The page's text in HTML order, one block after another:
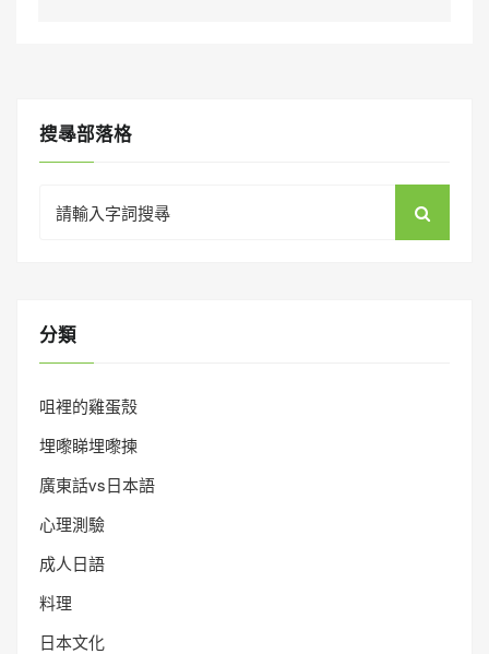
搜㝷部落格
for:
分類
咀裡的雞蛋殼
埋嚟睇埋嚟揀
廣東話vs日本語
心理測驗
成人日語
料理
日本文化